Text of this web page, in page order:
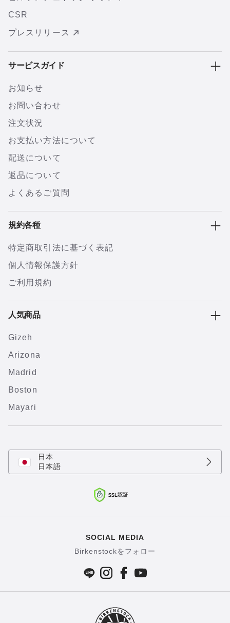
CSR
プレスリリース
サービスガイド
お知らせ
お問い合わせ
注文状況
お支払い方法について
配送について
返品について
よくあるご質問
規約各種
特定商取引法に基づく表記
個人情報保護方針
ご利用規約
人気商品
Gizeh
Arizona
Madrid
Boston
Mayari
日本
日本語
SOCIAL MEDIA
Birkenstockをフォロー